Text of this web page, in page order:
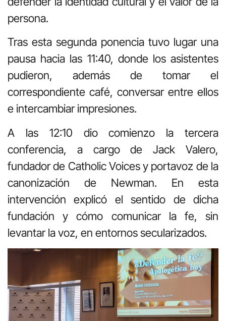
persona.
Tras esta segunda ponencia tuvo lugar una
pausa hacia las 11:40, donde los asistentes
pudieron, además de tomar el
correspondiente café, conversar entre ellos
e intercambiar impresiones.
A las 12:10 dio comienzo la tercera
conferencia, a cargo de Jack Valero,
fundador de Catholic Voices y portavoz de la
canonización de Newman. En esta
intervención explicó el sentido de dicha
fundación y cómo comunicar la fe, sin
levantar la voz, en entornos secularizados.